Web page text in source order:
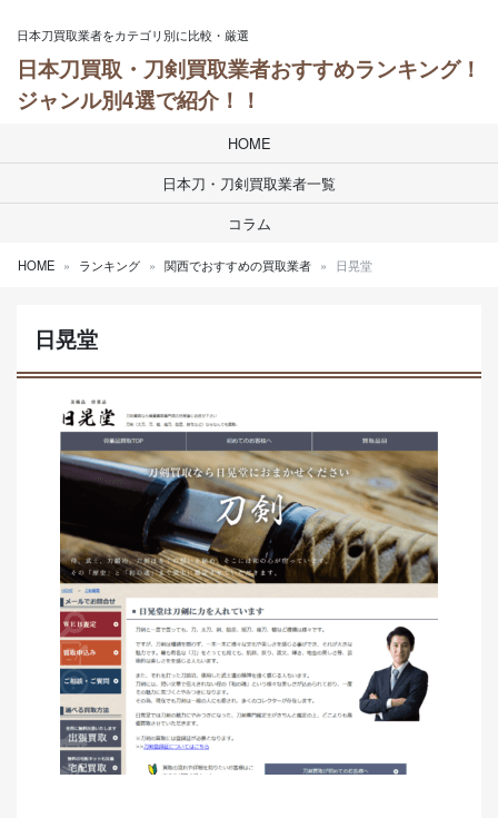
日本刀買取業者をカテゴリ別に比較・厳選
日本刀買取・刀剣買取業者おすすめランキング！
ジャンル別4選で紹介！！
HOME
日本刀・刀剣買取業者一覧
コラム
HOME ランキング 関西でおすすめの買取業者 日晃堂
日晃堂